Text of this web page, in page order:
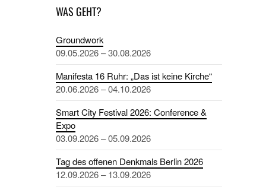
WAS GEHT?
Groundwork
09.05.2026 – 30.08.2026
Manifesta 16 Ruhr: „Das ist keine Kirche“
20.06.2026 – 04.10.2026
Smart City Festival 2026: Conference &
Expo
03.09.2026 – 05.09.2026
Tag des offenen Denkmals Berlin 2026
12.09.2026 – 13.09.2026